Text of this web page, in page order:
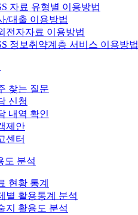
자료 유형별 이용방법
/대출 이용방법
전자자료 이용방법
정보취약계층 서비스 이용방법
찾는 질문
신청
내역 확인
제안
센터
도 분석
현황 통계
별 활용통계 분석
지 활용도 분석